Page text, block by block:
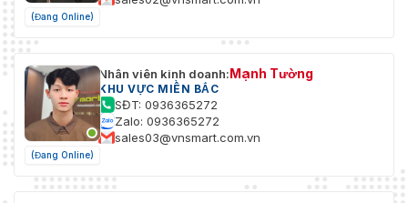
(Đang Online)
(Đang Online)
Nhân viên kinh doanh:Mạnh Tường
KHU VỰC MIỀN BẮC
SĐT: 0936365272
Zalo: 0936365272
sales03@vnsmart.com.vn